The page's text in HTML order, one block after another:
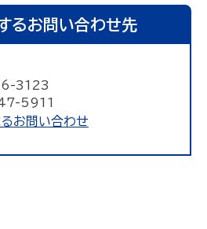
るお問い合わせ先
3123
47-5911
るお問い合わせ